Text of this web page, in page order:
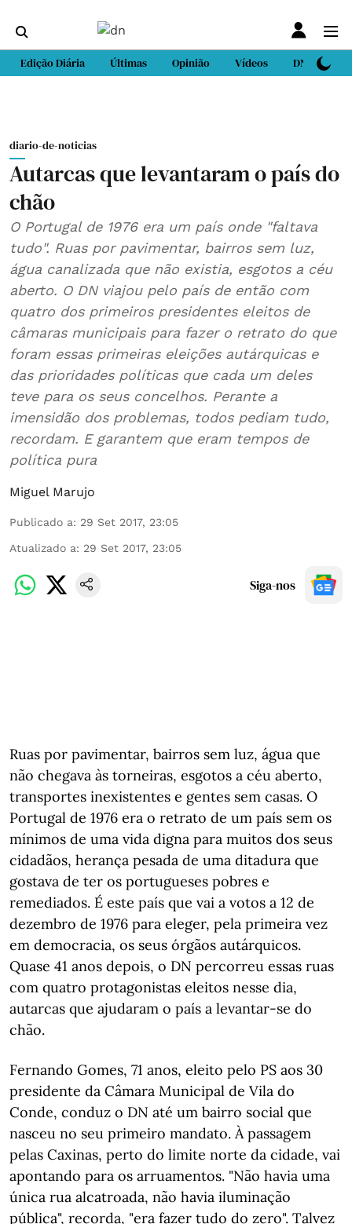
Edição Diária Últimas Opinião Vídeos DN Sport
diario-de-noticias
Autarcas que levantaram o país do
chão
O Portugal de 1976 era um país onde "faltava
tudo". Ruas por pavimentar, bairros sem luz,
água canalizada que não existia, esgotos a céu
aberto. O DN viajou pelo país de então com
quatro dos primeiros presidentes eleitos de
câmaras municipais para fazer o retrato do que
foram essas primeiras eleições autárquicas e
das prioridades políticas que cada um deles
teve para os seus concelhos. Perante a
imensidão dos problemas, todos pediam tudo,
recordam. E garantem que eram tempos de
política pura
Miguel Marujo
Publicado a: 29 Set 2017, 23:05
Atualizado a: 29 Set 2017, 23:05
Siga-nos
Ruas por pavimentar, bairros sem luz, água que
não chegava às torneiras, esgotos a céu aberto,
transportes inexistentes e gentes sem casas. O
Portugal de 1976 era o retrato de um país sem os
mínimos de uma vida digna para muitos dos seus
cidadãos, herança pesada de uma ditadura que
gostava de ter os portugueses pobres e
remediados. É este país que vai a votos a 12 de
dezembro de 1976 para eleger, pela primeira vez
em democracia, os seus órgãos autárquicos.
Quase 41 anos depois, o DN percorreu essas ruas
com quatro protagonistas eleitos nesse dia,
autarcas que ajudaram o país a levantar-se do
chão.
Fernando Gomes, 71 anos, eleito pelo PS aos 30
presidente da Câmara Municipal de Vila do
Conde, conduz o DN até um bairro social que
nasceu no seu primeiro mandato. À passagem
pelas Caxinas, perto do limite norte da cidade, vai
apontando para os arruamentos. "Não havia uma
única rua alcatroada, não havia iluminação
pública", recorda, "era fazer tudo do zero". Talvez